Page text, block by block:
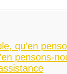
qu’en
pensons-